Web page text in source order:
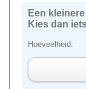
Een
Kies dan
Hoeveelheid: